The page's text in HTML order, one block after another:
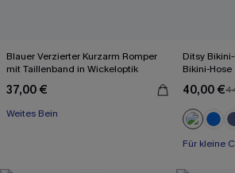
Blauer Verzierter Kurzarm Romper
mit Taillenband in Wickeloptik
37,00 €
Weites Bein
Ditsy
Bikini-Hose
40,00 €
Für kleine